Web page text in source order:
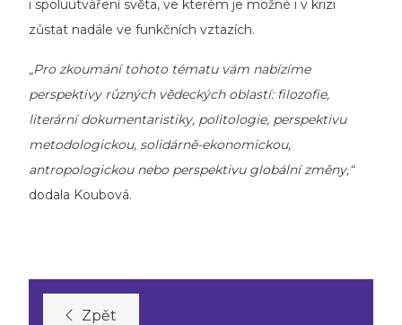
i spoluutváření světa, ve kterém je možné i v krizi
zůstat nadále ve funkčních vztazích.
„Pro zkoumání tohoto tématu vám nabízíme
perspektivy různých vědeckých oblastí: filozofie,
literární dokumentaristiky, politologie, perspektivu
metodologickou, solidárně-ekonomickou,
antropologickou nebo perspektivu globální změny,“
dodala Koubová.
Zpět